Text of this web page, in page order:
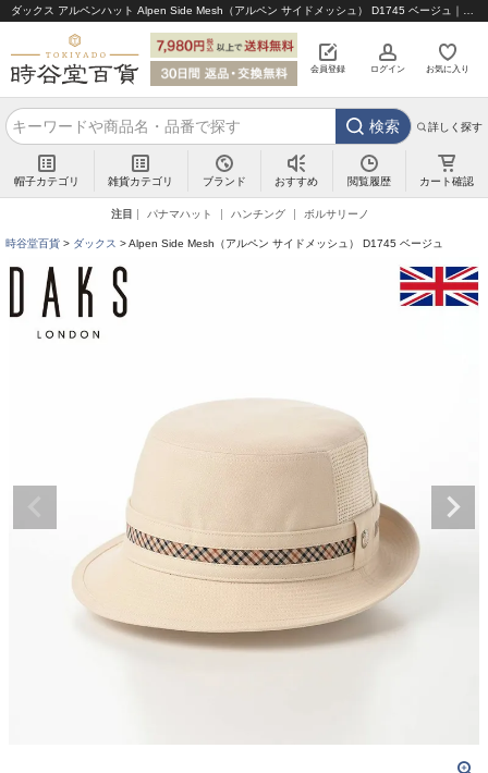
会員登録 ログイン お気に入り
検索 詳しく探す
帽子カテゴリ 雑貨カテゴリ ブランド おすすめ 閲覧履歴 カート確認
注目 パナマハット ハンチング ボルサリーノ
時谷堂百貨 ダックス Alpen Side Mesh（アルペン サイドメッシュ） D1745 ベージュ